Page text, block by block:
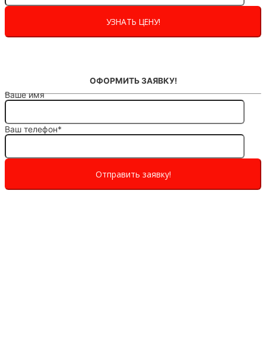
ОФОРМИТЬ ЗАЯВКУ!
Ваше имя
Ваш телефон*